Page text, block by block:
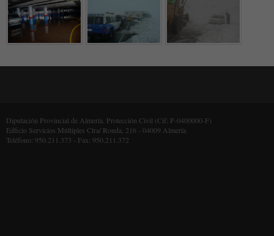
Diputación Provincial de Almería. Protección Civil (Cif: P-0400000-F)
Edficio Servicios Múltiples Ctra/ Ronda, 216 - 04009 Almería
Teléfono: 950.211.373 - Fax: 950.211.372